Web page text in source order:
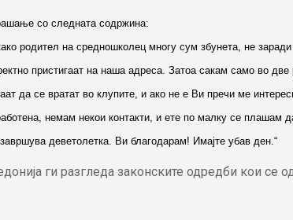
со следната содржина:
родител на средношколец многу сум збунета, не
пристигаат на наша адреса. Затоа сакам само во
да се вратат во клупите, и ако не е Ви пречи ме
немам некои контакти, и ете по малку се плашам
деветолетка. Ви благодарам! Имајте убав ден.“
ги разгледа законските одредби кои се